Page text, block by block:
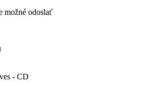
možné odoslať